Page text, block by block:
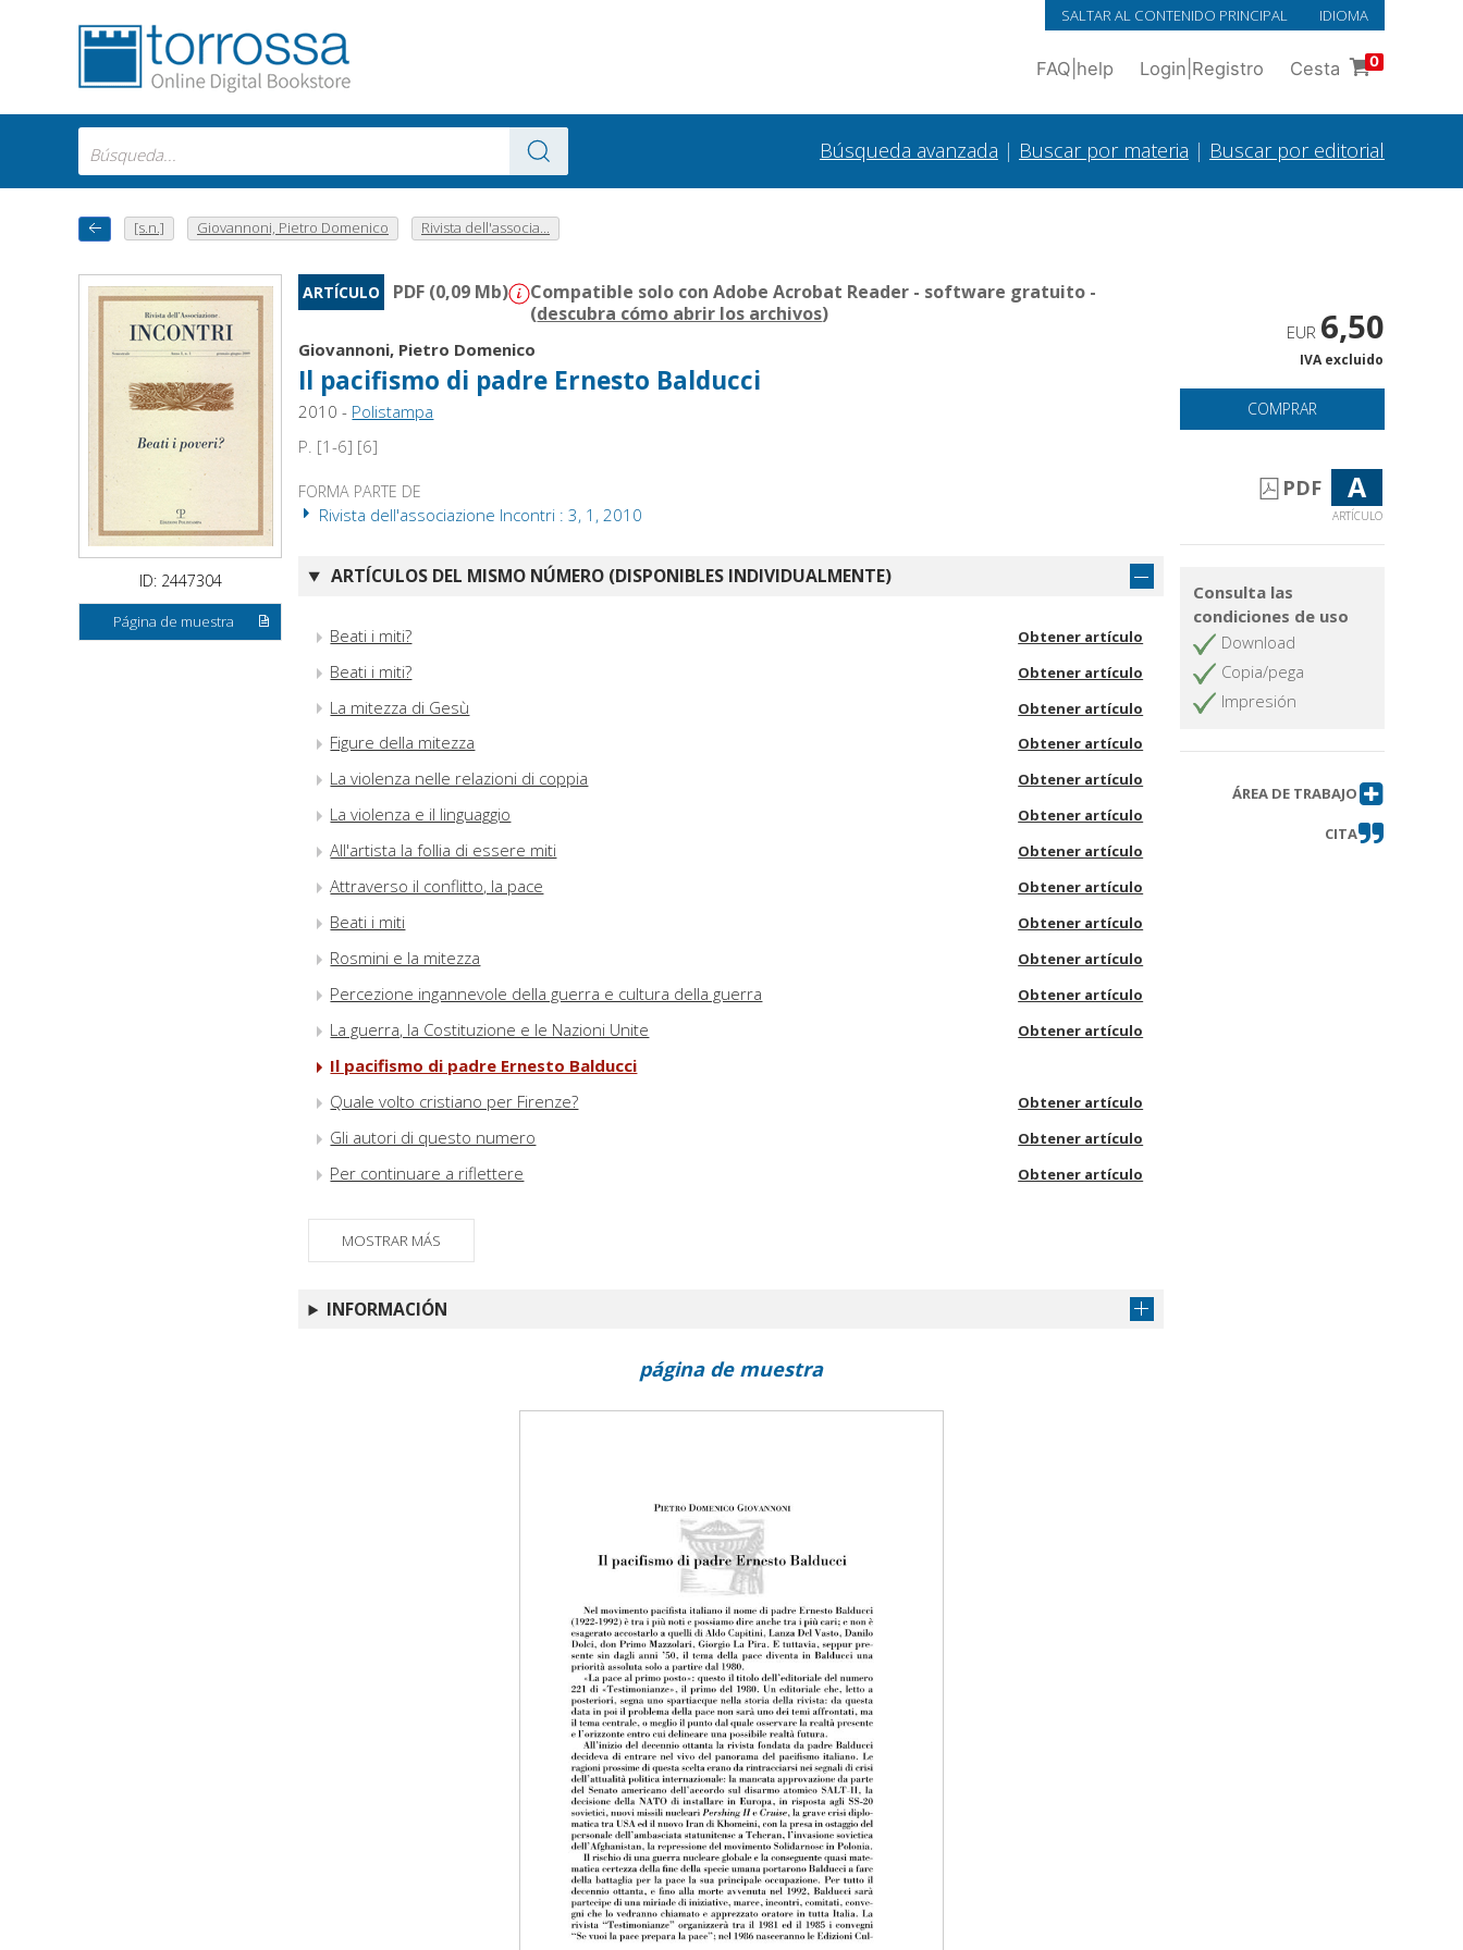
SALTAR AL CONTENIDO PRINCIPAL IDIOMA
FAQ help Login Registro Cesta 0
Búsqueda avanzada | Buscar por materia | Buscar por editorial
[s.n.] Giovannoni, Pietro Domenico Rivista dell'associa...
ID: 2447304
Página de muestra
ARTÍCULO PDF (0,09 Mb)
Compatible solo con Adobe Acrobat Reader - software gratuito -
(descubra cómo abrir los archivos)
Giovannoni, Pietro Domenico
Il pacifismo di padre Ernesto Balducci
2010 - Polistampa
P. [1-6] [6]
FORMA PARTE DE
Rivista dell'associazione Incontri : 3, 1, 2010
ARTÍCULOS DEL MISMO NÚMERO (DISPONIBLES INDIVIDUALMENTE)
Beati i miti? Obtener artículo
Beati i miti? Obtener artículo
La mitezza di Gesù Obtener artículo
Figure della mitezza Obtener artículo
La violenza nelle relazioni di coppia Obtener artículo
La violenza e il linguaggio Obtener artículo
All'artista la follia di essere miti Obtener artículo
Attraverso il conflitto, la pace Obtener artículo
Beati i miti Obtener artículo
Rosmini e la mitezza Obtener artículo
Percezione ingannevole della guerra e cultura della guerra Obtener artículo
La guerra, la Costituzione e le Nazioni Unite Obtener artículo
Il pacifismo di padre Ernesto Balducci
Quale volto cristiano per Firenze?
Obtener artículo
Gli autori di questo numero Obtener artículo
Per continuare a riflettere Obtener artículo
MOSTRAR MÁS
INFORMACIÓN
EUR 6,50
IVA excluido
COMPRAR
PDF A
ARTÍCULO
Consulta las
condiciones de uso
Download
Copia/pega
Impresión
ÁREA DE TRABAJO
CITA
página de muestra